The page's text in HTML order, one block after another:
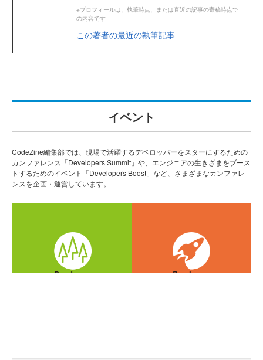
※プロフィールは、執筆時点、または直近の記事の寄稿時点で
の内容です
この著者の最近の執筆記事
イベント
CodeZine編集部では、現場で活躍するデベロッパーをスターにするための
カンファレンス「Developers Summit」や、エンジニアの生きざまをブース
トするためのイベント「Developers Boost」など、さまざまなカンファレ
ンスを企画・運営しています。